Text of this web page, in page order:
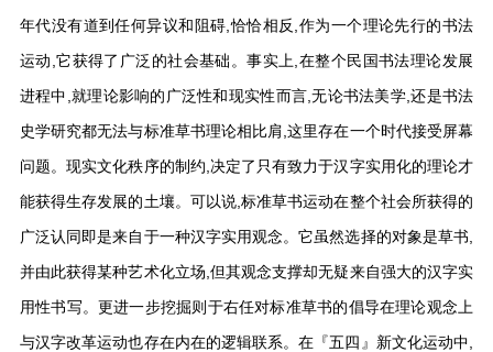
年代没有道到任何异议和阻碍,恰恰相反,作为一个理论先行的书法
运动,它获得了广泛的社会基础。事实上,在整个民国书法理论发展
进程中,就理论影响的广泛性和现实性而言,无论书法美学,还是书法
史学研究都无法与标准草书理论相比肩,这里存在一个时代接受屏幕
问题。现实文化秩序的制约,决定了只有致力于汉字实用化的理论才
能获得生存发展的土壤。可以说,标准草书运动在整个社会所获得的
广泛认同即是来自于一种汉字实用观念。它虽然选择的对象是草书,
并由此获得某种艺术化立场,但其观念支撑却无疑来自强大的汉字实
用性书写。更进一步挖掘则于右任对标准草书的倡导在理论观念上
与汉字改革运动也存在内在的逻辑联系。在『五四』新文化运动中,